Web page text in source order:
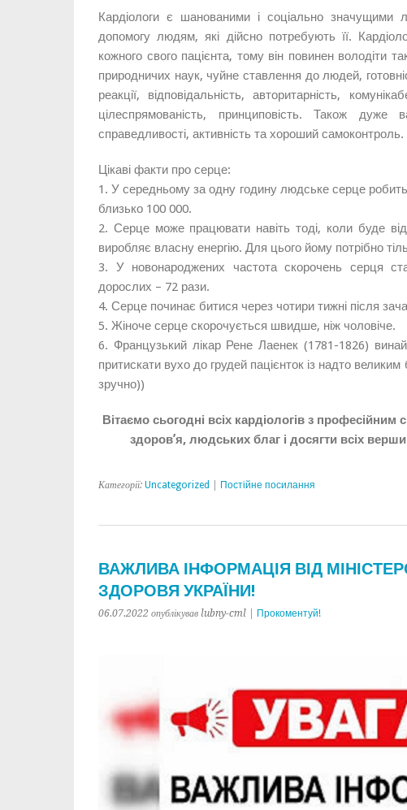
Кардіологи є шанованими і соціально значущими
допомогу людям, які дійсно потребують її.
кожного свого пацієнта, тому він повинен володіти
природничих наук, чуйне ставлення до людей,
реакції, відповідальність, авторитарність,
цілеспрямованість, принциповість. Також дуже
справедливості, активність та хороший самоконтроль.
Цікаві факти про серце:
1. У середньому за одну годину людське серце
близько 100 000.
2. Серце може працювати навіть тоді, коли буде
виробляє власну енергію. Для цього йому потрібно
3. У новонароджених частота скорочень серця
дорослих – 72 рази.
4. Серце починає битися через чотири тижні після
5. Жіноче серце скорочується швидше, ніж чоловіче.
6. Французький лікар Рене Лаенек (1781-1826)
притискати вухо до грудей пацієнток із надто
зручно))
Вітаємо сьогодні всіх кардіологів з
здоров’я, людських благ і досягти всіх
Категорії: Uncategorized Постійне посилання
ВАЖЛИВА ІНФОРМАЦІЯ ВІД
ЗДОРОВЯ УКРАЇНИ!
06.07.2022 опублікував lubny-cml | Прокоментуй!